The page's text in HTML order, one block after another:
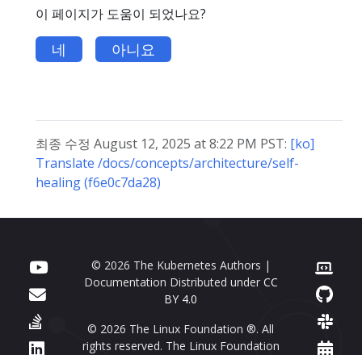
이 페이지가 도움이 되었나요?
네 아니요
최종 수정 August 12, 2025 at 8:22 PM PST: [ko]
Translate /docs/concepts/architecture/self-
healing (f6e0c7da28)
© 2026 The Kubernetes Authors |
Documentation Distributed under CC
BY 4.0
© 2026 The Linux Foundation ®. All
rights reserved. The Linux Foundation